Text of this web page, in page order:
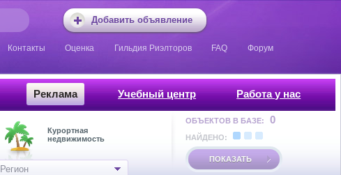
Добавить объявление
Контакты Оценка Гильдия Риэлторов FAQ Форум
Реклама Учебный центр Работа у нас
Курортная
недвижимость
Регион
ОБЪЕКТОВ В БАЗЕ: 0
НАЙДЕНО:
ПОКАЗАТЬ